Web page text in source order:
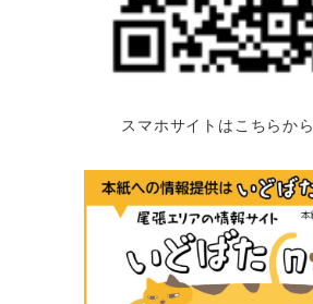
スマホサイトはこちらから